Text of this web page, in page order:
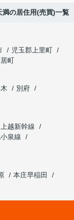
満の居住用(売買)一覧
児玉郡上里町
町
別府
上越新幹線
泉線
本庄早稲田